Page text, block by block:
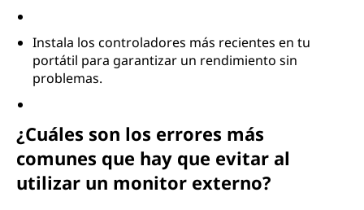
Instala los controladores más recientes en tu
portátil para garantizar un rendimiento sin
problemas.
¿Cuáles son los errores más
comunes que hay que evitar al
utilizar un monitor externo?